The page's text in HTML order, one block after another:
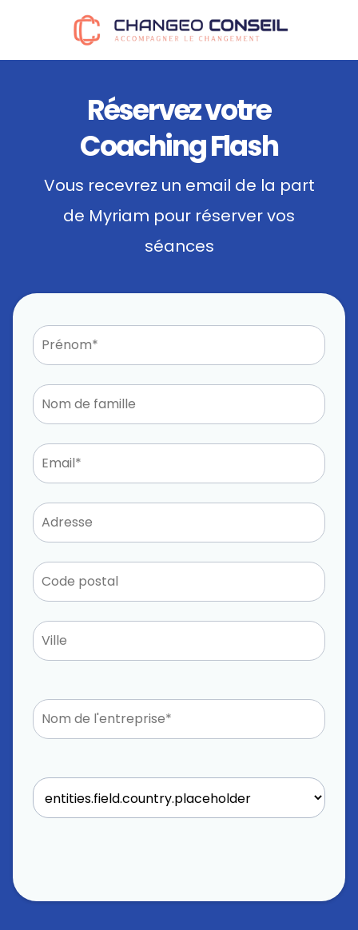
Réservez votre
Coaching Flash
Vous recevrez un email de la part
de Myriam pour réserver vos
séances